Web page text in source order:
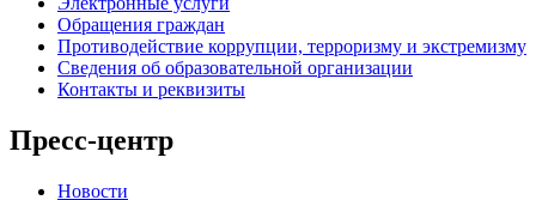
Обращения граждан
Противодействие коррупции, терроризму и экстремизму
Сведения об образовательной организации
Контакты и реквизиты
Пресс-центр
Новости